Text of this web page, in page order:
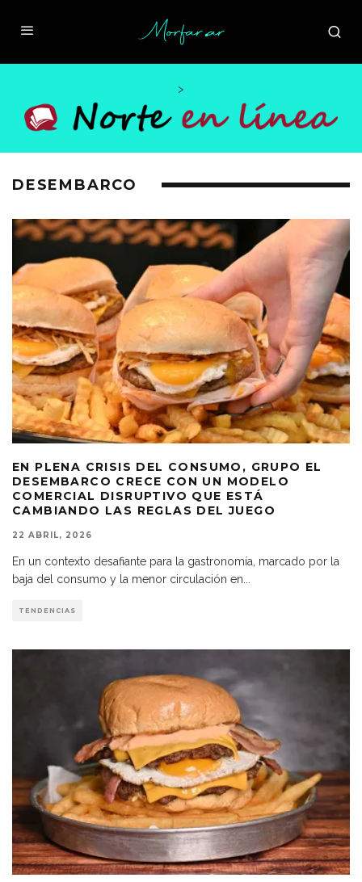
>
DESEMBARCO
EN PLENA CRISIS DEL CONSUMO, GRUPO EL
DESEMBARCO CRECE CON UN MODELO
COMERCIAL DISRUPTIVO QUE ESTÁ
CAMBIANDO LAS REGLAS DEL JUEGO
22 ABRIL, 2026
En un contexto desafiante para la gastronomía, marcado por la
baja del consumo y la menor circulación en...
TENDENCIAS